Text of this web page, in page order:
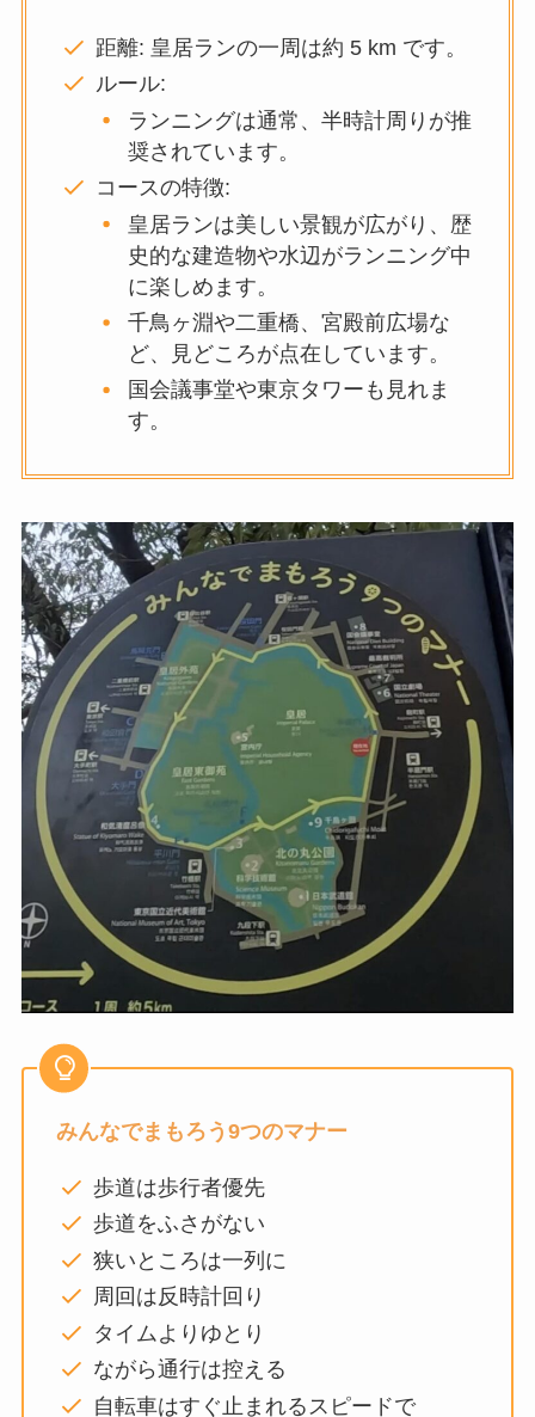
距離: 皇居ランの一周は約 5 km です。
ルール:
ランニングは通常、半時計周りが推
奨されています。
コースの特徴:
皇居ランは美しい景観が広がり、歴
史的な建造物や水辺がランニング中
に楽しめます。
千鳥ヶ淵や二重橋、宮殿前広場な
ど、見どころが点在しています。
国会議事堂や東京タワーも見れま
す。
みんなでまもろう9つのマナー
歩道は歩行者優先
歩道をふさがない
狭いところは一列に
周回は反時計回り
タイムよりゆとり
ながら通行は控える
自転車はすぐ止まれるスピードで